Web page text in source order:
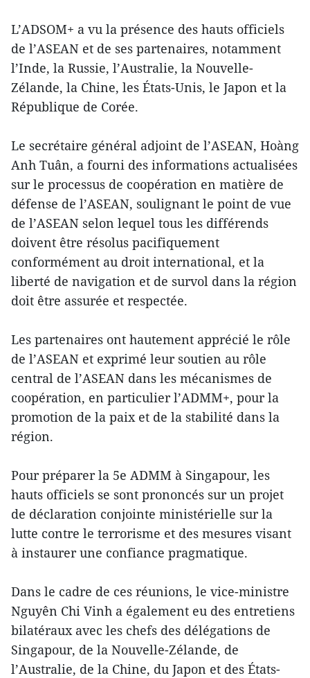
L’ADSOM+ a vu la présence des hauts officiels
de l’ASEAN et de ses partenaires, notamment
l’Inde, la Russie, l’Australie, la Nouvelle-
Zélande, la Chine, les États-Unis, le Japon et la
République de Corée.
Le secrétaire général adjoint de l’ASEAN, Hoàng
Anh Tuân, a fourni des informations actualisées
sur le processus de coopération en matière de
défense de l’ASEAN, soulignant le point de vue
de l’ASEAN selon lequel tous les différends
doivent être résolus pacifiquement
conformément au droit international, et la
liberté de navigation et de survol dans la région
doit être assurée et respectée.
Les partenaires ont hautement apprécié le rôle
de l’ASEAN et exprimé leur soutien au rôle
central de l’ASEAN dans les mécanismes de
coopération, en particulier l’ADMM+, pour la
promotion de la paix et de la stabilité dans la
région.
Pour préparer la 5e ADMM à Singapour, les
hauts officiels se sont prononcés sur un projet
de déclaration conjointe ministérielle sur la
lutte contre le terrorisme et des mesures visant
à instaurer une confiance pragmatique.
Dans le cadre de ces réunions, le vice-ministre
Nguyên Chi Vinh a également eu des entretiens
bilatéraux avec les chefs des délégations de
Singapour, de la Nouvelle-Zélande, de
l’Australie, de la Chine, du Japon et des États-